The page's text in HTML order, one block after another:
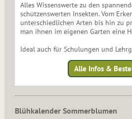
Alles Wissenswerte zu den
schützenswerten Insekten. Vom
unterschiedlichen Arten bis hin zu
man ihnen im eigenen Garten eine
Ideal auch für Schulungen und
Alle Infos &
Blühkalender Sommerblumen